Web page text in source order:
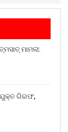
ମାମଲା:
ଗିରଫ,